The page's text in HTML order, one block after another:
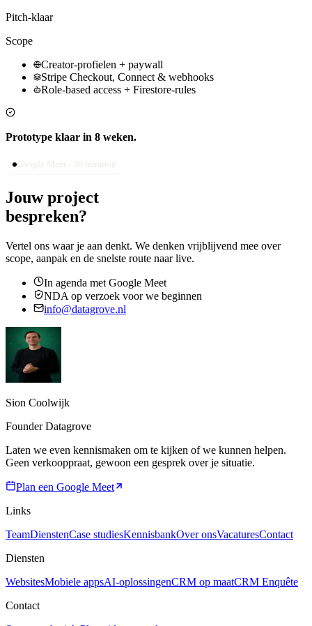
Pitch-klaar
Scope
Creator-profielen + paywall
Stripe Checkout, Connect & webhooks
Role-based access + Firestore-rules
Prototype klaar in 8 weken.
Google Meet - 30 minuten
Jouw project
bespreken?
Vertel ons waar je aan denkt. We denken vrijblijvend mee over
scope, aanpak en de snelste route naar live.
In agenda met Google Meet
NDA op verzoek voor we beginnen
info@datagrove.nl
Sion Coolwijk
Founder Datagrove
Laten we even kennismaken om te kijken of we kunnen helpen.
Geen verkooppraat, gewoon een gesprek over je situatie.
Plan een Google Meet
Links
TeamDienstenCase studiesKennisbankOver onsVacaturesContact
Diensten
WebsitesMobiele appsAI-oplossingenCRM op maatCRM Enquête
Contact